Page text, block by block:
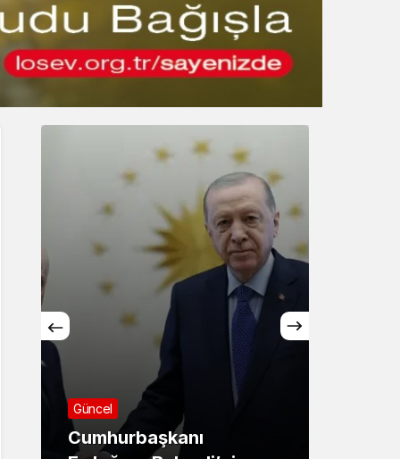
Gündüz modunu seçin.
Gece Modu
Sistem Modu
Sistem modunu seçin.
Asayiş
71 ilde dev narkotik